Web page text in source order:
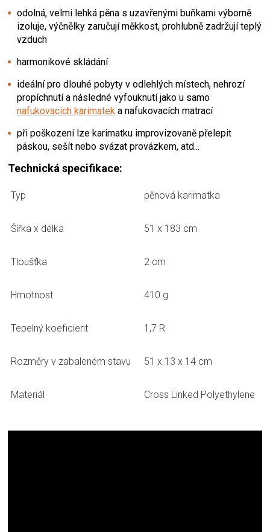
odolná, velmi lehká pěna s uzavřenými buňkami výborně
izoluje, výčnělky zaručují měkkost, prohlubně zadržují teplý
vzduch
harmonikové skládání
ideální pro dlouhé pobyty v odlehlých místech, nehrozí
propíchnutí a následné vyfouknutí jako u samo
nafukovacích karimatek a nafukovacích matrací
při poškození lze karimatku improvizovaně přelepit
páskou, sešít nebo svázat provázkem, atd...
Technická specifikace:
Typ pěnová karimatka
Šířka x délka 51 x 183 cm
Tloušťka 2 cm
Hmotnost 410 g
Tepelný koeficient 1,7 R
Rozměry v zabaleném stavu 51 x 13 x 14 cm
Materiál Cross Linked Polyethylene